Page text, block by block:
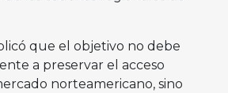
que el objetivo no debe
a preservar el acceso
norteamericano, sino